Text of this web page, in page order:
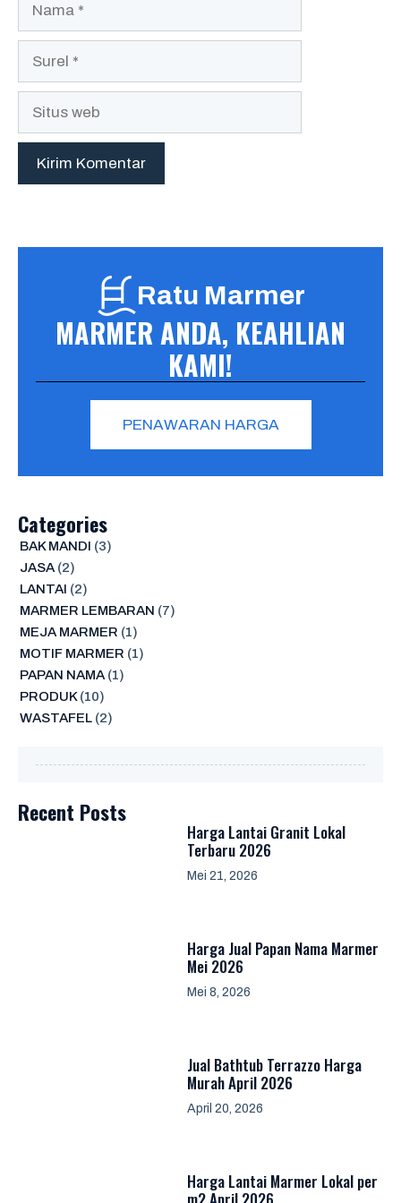
Ratu Marmer
MARMER ANDA, KEAHLIAN
KAMI!
PENAWARAN HARGA
Categories
BAK MANDI (3)
JASA(2)
LANTAI (2)
MARMER LEMBARAN (7)
MEJA MARMER (1)
MOTIF MARMER (1)
PAPAN NAMA(1)
PRODUK(10)
WASTAFEL(2)
Recent Posts
Harga Lantai Granit Lokal
Terbaru 2026
Mei 21, 2026
Harga Jual Papan Nama Marmer
Mei 2026
Mei 8, 2026
Jual Bathtub Terrazzo Harga
Murah April 2026
April 20, 2026
Harga Lantai Marmer Lokal per